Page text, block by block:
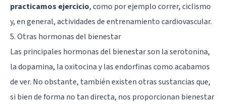
practicamos ejercicio, como por ejemplo correr, ciclismo
y, en general, actividades de entrenamiento cardiovascular.
5. Otras hormonas del bienestar
Las principales hormonas del bienestar son la serotonina,
la dopamina, la oxitocina y las endorfinas como acabamos
de ver. No obstante, también existen otras sustancias que,
si bien de forma no tan directa, nos proporcionan bienestar